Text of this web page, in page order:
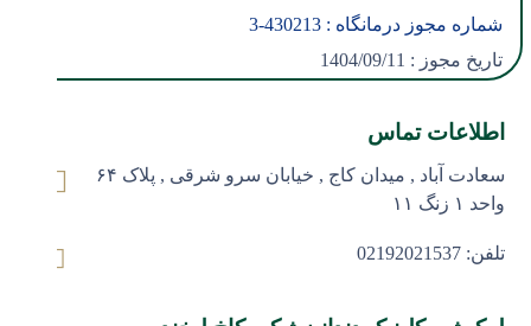
شماره مجوز درمانگاه : 430213
-3
تاریخ مجوز : 1404/09/11
اطلاعات تماس
سعادت آباد , میدان کاج , خیابان سرو شرقی , پلاک ۶۴
واحد ۱ زنگ ۱۱
تلفن: 02192021537